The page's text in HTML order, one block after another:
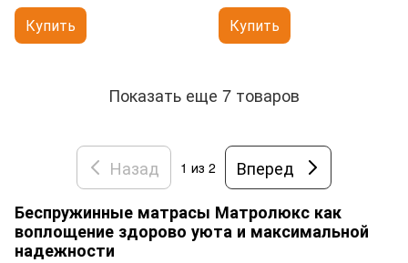
Купить Купить
Показать еще 7 товаров
Назад 1 из 2
Вперед
Беспружинные матрасы Матролюкс как
воплощение здорово уюта и максимальной
надежности